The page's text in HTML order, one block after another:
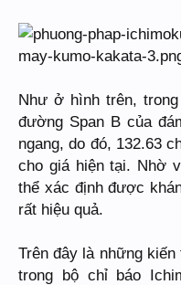
Như ở hình trên,
đường Span B của
ngang, do đó, 132.63
cho giá hiện tại. Nhờ
thể xác định được
rất hiệu quả.
Trên đây là những
trong bộ chỉ báo